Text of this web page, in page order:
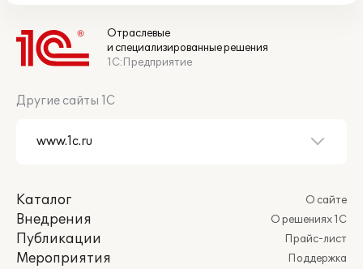
Отраслевые
и специализированные решения
1С:Предприятие
Другие сайты 1С
Каталог
Внедрения
Публикации
Мероприятия
О сайте
О решениях 1С
Прайс-лист
Поддержка